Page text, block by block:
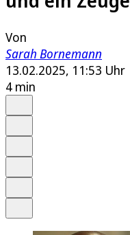
Von
Sarah Bornemann
13.02.2025, 11:53 Uhr
4 min